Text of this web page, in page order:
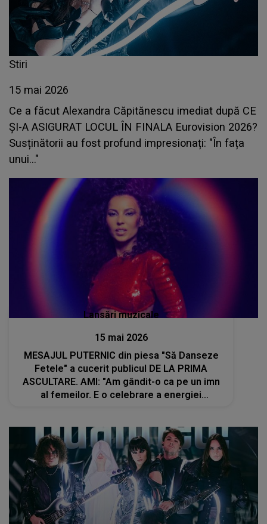
Stiri
15 mai 2026
Ce a făcut Alexandra Căpitănescu imediat după CE
ȘI-A ASIGURAT LOCUL ÎN FINALA Eurovision 2026?
Susținătorii au fost profund impresionați: "În fața
unui..."
Lansări muzicale
15 mai 2026
MESAJUL PUTERNIC din piesa "Să Danseze
Fetele" a cucerit publicul DE LA PRIMA
ASCULTARE. AMI: "Am gândit-o ca pe un imn
al femeilor. E o celebrare a energiei